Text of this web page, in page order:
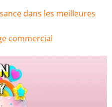
dans les meilleures
commercial